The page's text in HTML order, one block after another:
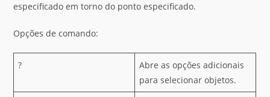
especificado em torno do ponto especificado.
Opções de comando:
?
Abre as opções adicionais
para selecionar objetos.